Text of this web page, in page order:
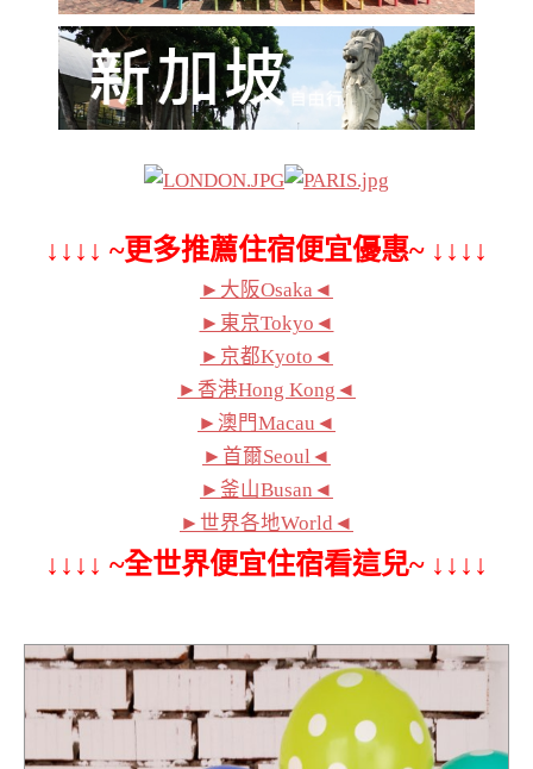
↓↓↓↓ ~更多推薦住宿便宜優惠~ ↓↓↓↓
►大阪Osaka◄
►東京Tokyo◄
►京都Kyoto◄
►香港Hong Kong◄
►澳門Macau◄
►首爾Seoul◄
►釜山Busan◄
►世界各地World◄
↓↓↓↓ ~全世界便宜住宿看這兒~ ↓↓↓↓